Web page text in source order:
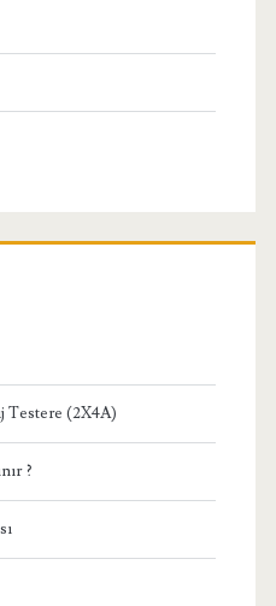
Testere (2X4A)
?